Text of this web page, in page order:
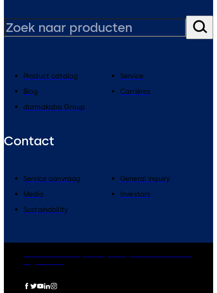
Product catalog
Service
Blog
Carrières
dormakaba Group
Contact
Service aanvraag
General inquiry
Media
Investors
Sustainability